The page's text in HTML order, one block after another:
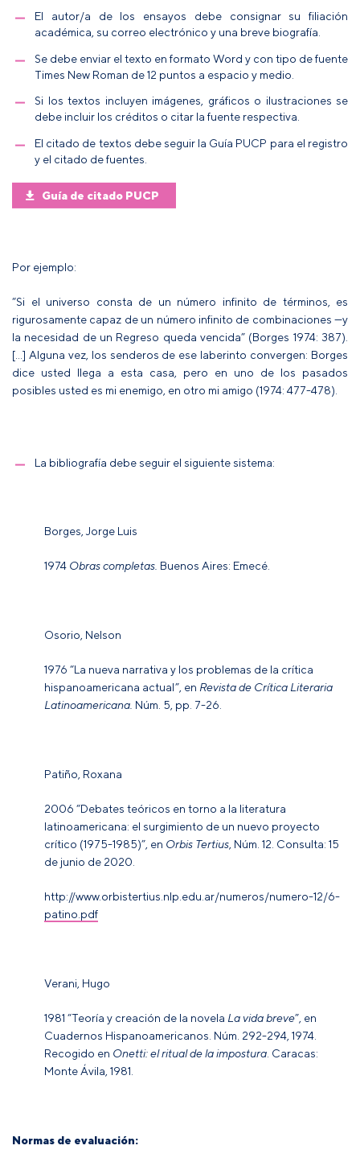
El autor/a de los ensayos debe consignar su filiación
académica, su correo electrónico y una breve biografía.
Se debe enviar el texto en formato Word y con tipo de fuente
Times New Roman de 12 puntos a espacio y medio.
Si los textos incluyen imágenes, gráficos o ilustraciones se
debe incluir los créditos o citar la fuente respectiva.
El citado de textos debe seguir la Guía PUCP para el registro
y el citado de fuentes.
Guía de citado PUCP
Por ejemplo:
“Si el universo consta de un número infinito de términos, es
rigurosamente capaz de un número infinito de combinaciones —y
la necesidad de un Regreso queda vencida” (Borges 1974: 387).
[…] Alguna vez, los senderos de ese laberinto convergen: Borges
dice usted llega a esta casa, pero en uno de los pasados
posibles usted es mi enemigo, en otro mi amigo (1974: 477-478).
La bibliografía debe seguir el siguiente sistema:
Borges, Jorge Luis
1974 Obras completas. Buenos Aires: Emecé.
Osorio, Nelson
1976 “La nueva narrativa y los problemas de la crítica
hispanoamericana actual”, en Revista de Crítica Literaria
Latinoamericana. Núm. 5, pp. 7-26.
Patiño, Roxana
2006 “Debates teóricos en torno a la literatura
latinoamericana: el surgimiento de un nuevo proyecto
crítico (1975-1985)”, en Orbis Tertius , Núm. 12. Consulta: 15
de junio de 2020.
http://www.orbistertius.nlp.edu.ar/numeros/numero-12/6-
patino.pdf
Verani, Hugo
1981 “Teoría y creación de la novela La vida breve”, en
Cuadernos Hispanoamericanos. Núm. 292-294, 1974.
Recogido en Onetti: el ritual de la impostura Caracas:
Monte Ávila, 1981.
Normas de evaluación: